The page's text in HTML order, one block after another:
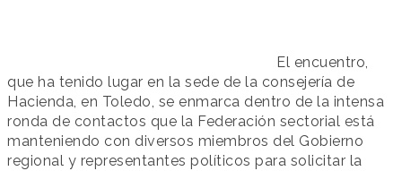
El encuentro,
que ha tenido lugar en la sede de la consejería de
Hacienda, en Toledo, se enmarca dentro de la intensa
ronda de contactos que la Federación sectorial está
manteniendo con diversos miembros del Gobierno
regional y representantes políticos para solicitar la